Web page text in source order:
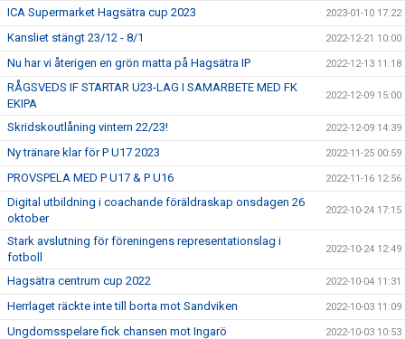
ICA Supermarket Hagsätra cup 2023 2023-01-10 17:22
Kansliet stängt 23/12 - 8/1 2022-12-21 10:00
Nu har vi återigen en grön matta på Hagsätra IP 2022-12-13 11:18
RÅGSVEDS IF STARTAR U23-LAG I SAMARBETE MED FK
EKIPA
2022-12-09 15:00
Skridskoutlåning vintern 22/23! 2022-12-09 14:39
Ny tränare klar för P U17 2023 2022-11-25 00:59
PROVSPELA MED P U17 & P U16 2022-11-16 12:56
Digital utbildning i coachande föräldraskap onsdagen 26
oktober
2022-10-24 17:15
Stark avslutning för föreningens representationslag i
fotboll
2022-10-24 12:49
Hagsätra centrum cup 2022 2022-10-04 11:31
Herrlaget räckte inte till borta mot Sandviken 2022-10-03 11:09
Ungdomsspelare fick chansen mot Ingarö 2022-10-03 10:53